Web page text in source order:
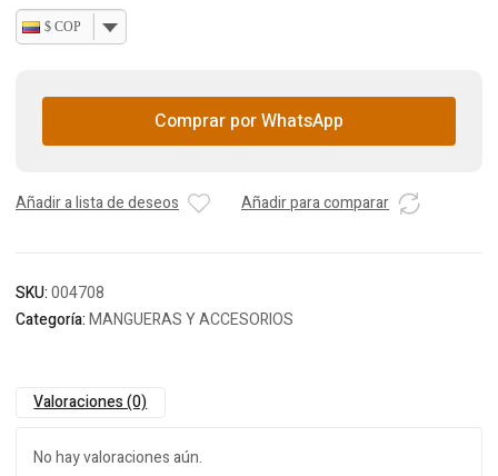
$ COP
Comprar por WhatsApp
Añadir a lista de deseos Añadir para comparar
SKU:004708
Categoría:MANGUERAS Y ACCESORIOS
Valoraciones (0)
No hay valoraciones aún.